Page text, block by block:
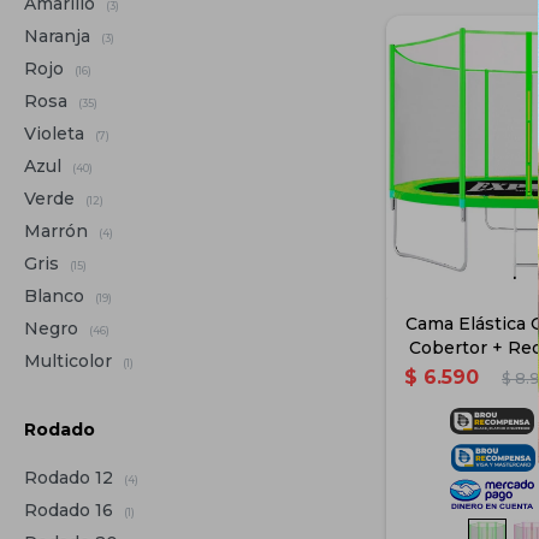
Cama Elástica
Cobertor +
$ 6.590 $
(3)
Naranja (3)
Rojo (16)
Rosa (35)
Violeta (7)
Azul (40)
Verde (12)
Marrón (4)
Gris (15)
Blanco (19)
Negro (46)
Multicolor (1)
Rodado
Rodado 12 (4)
Rodado 16 (1)